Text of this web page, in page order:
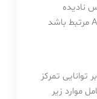
نادیده
توانایی تمرکز
موارد زیر